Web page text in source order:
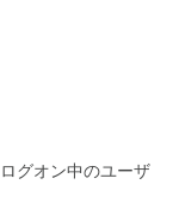
グオン中のユーザ